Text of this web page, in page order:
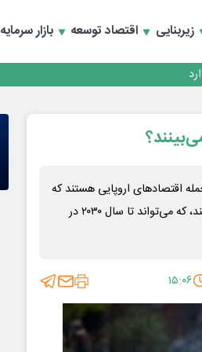
زیربنایی اقتصاد توسعه بازار سرمایه
اقتصادهای اروپایی هستند که
بیشترین آسیب را از هزینه‌های اقتصادی فزاینده گرمای شدید می‌بینند، که می‌تواند تا سال ۲۰۳۰ در
۱۵:۰۶